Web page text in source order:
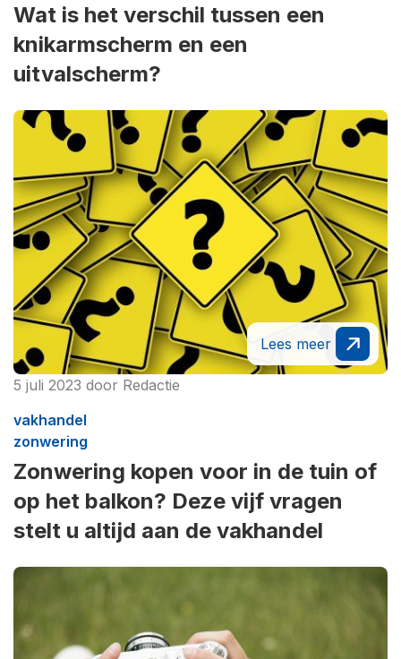
Wat is het verschil tussen een
knikarmscherm en een
uitvalscherm?
Lees meer
5 juli 2023 door Redactie
vakhandel
zonwering
Zonwering kopen voor in de tuin of
op het balkon? Deze vijf vragen
stelt u altijd aan de vakhandel